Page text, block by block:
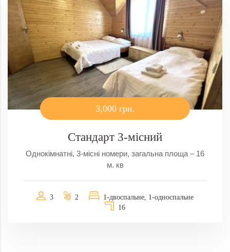
3,000 грн.
Стандарт 3-місний
Однокімнатні, 3-місні номери, загальна площа – 16
м. кв
3 2
1-двоспальне, 1-односпальне
16